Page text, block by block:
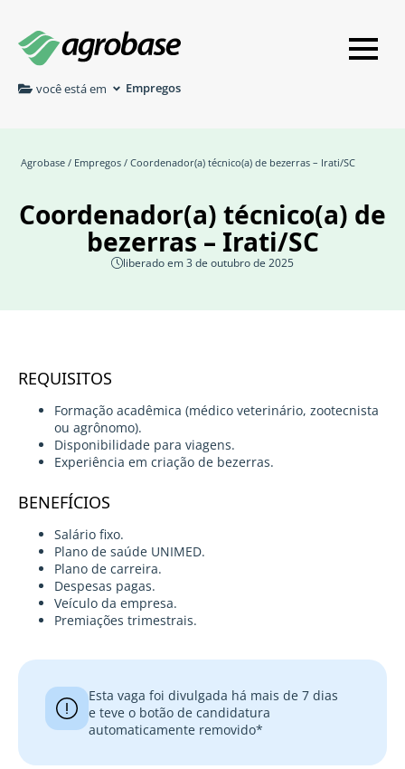
você está em Empregos
Agrobase / Empregos / Coordenador(a) técnico(a) de bezerras – Irati/SC
Coordenador(a) técnico(a) de
bezerras – Irati/SC
liberado em 3 de outubro de 2025
REQUISITOS
Formação acadêmica (médico veterinário, zootecnista
ou agrônomo).
Disponibilidade para viagens.
Experiência em criação de bezerras.
BENEFÍCIOS
Salário fixo.
Plano de saúde UNIMED.
Plano de carreira.
Despesas pagas.
Veículo da empresa.
Premiações trimestrais.
Esta vaga foi divulgada há mais de 7 dias
e teve o botão de candidatura
automaticamente removido*